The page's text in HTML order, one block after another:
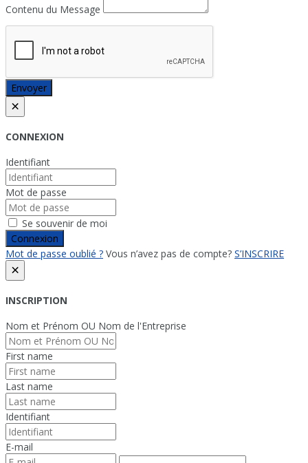
Contenu du Message
Envoyer
×
CONNEXION
Identifiant
Mot de passe
Se souvenir de moi
Connexion
Mot de passe oublié ? Vous n’avez pas de compte? S’INSCRIRE
×
INSCRIPTION
Nom et Prénom OU Nom de l'Entreprise
First name
Last name
Identifiant
E-mail